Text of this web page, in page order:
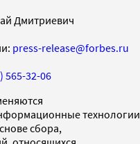
Дмитриевич
press-release@forbes.ru
565-32-06
технологии
сбора,